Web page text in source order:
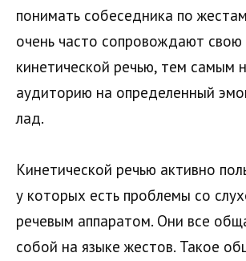
понимать собеседника по
очень часто сопровождают
кинетической речью, тем самым
аудиторию на определенный
лад.
Кинетической речью активно
у которых есть проблемы со
речевым аппаратом. Они все
собой на языке жестов. Такое